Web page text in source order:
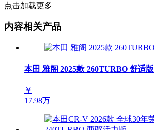
点击加载更多
内容相关产品
本田 雅阁 2025款 260TURBO 舒适版
￥
17.98万